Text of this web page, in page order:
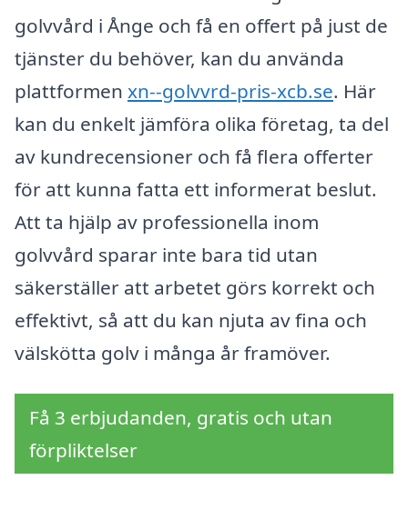
golvvård i Ånge och få en offert på just de
tjänster du behöver, kan du använda
plattformen xn--golvvrd-pris-xcb.se. Här
kan du enkelt jämföra olika företag, ta del
av kundrecensioner och få flera offerter
för att kunna fatta ett informerat beslut.
Att ta hjälp av professionella inom
golvvård sparar inte bara tid utan
säkerställer att arbetet görs korrekt och
effektivt, så att du kan njuta av fina och
välskötta golv i många år framöver.
Få 3 erbjudanden, gratis och utan
förpliktelser